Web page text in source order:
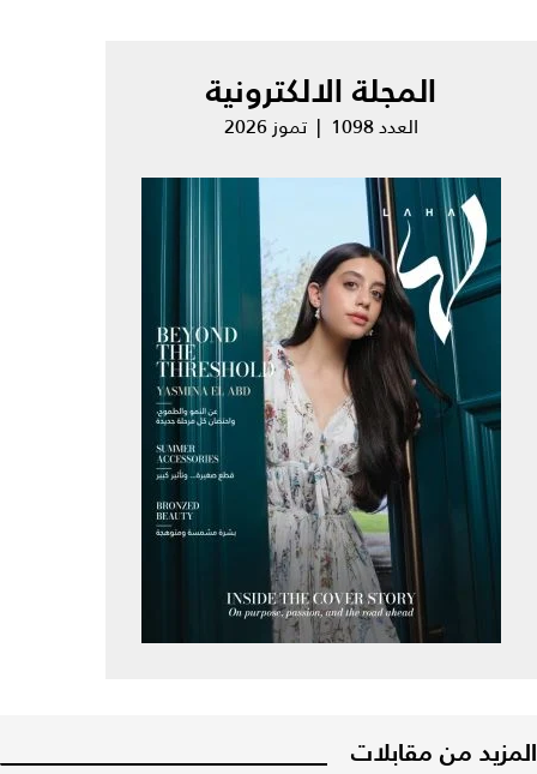
المجلة الالكترونية
العدد 1098 | تموز 2026
المزيد من مقابلات